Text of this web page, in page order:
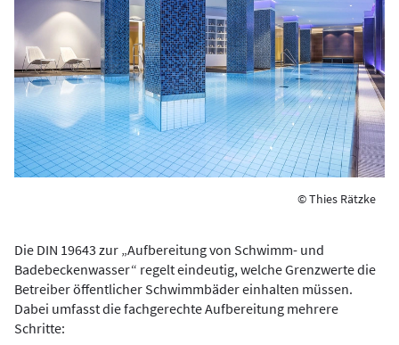
© Thies Rätzke
Die DIN 19643 zur „Aufbereitung von Schwimm- und
Badebeckenwasser“ regelt eindeutig, welche Grenzwerte die
Betreiber öffentlicher Schwimmbäder einhalten müssen.
Dabei umfasst die fachgerechte Aufbereitung mehrere
Schritte: